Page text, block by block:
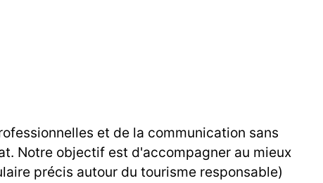
et de la communication sans
Notre objectif est d'accompagner au mieux
précis autour du tourisme responsable)